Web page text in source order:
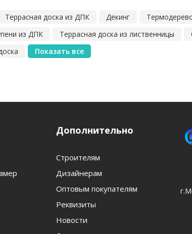
Террасная доска из ДПК Декинг
из ДПК Террасная доска из лиственницы
Показать все
Дополнительно
Строителям
Дизайнерам
Оптовым покупателям
Реквизиты
Новости